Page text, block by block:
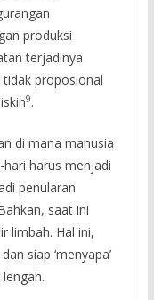
produksi
terjadinya
proposional
9.
di mana manusia
harus menjadi
penularan
saat ini
limbah. Hal ini,
siap ‘menyapa’